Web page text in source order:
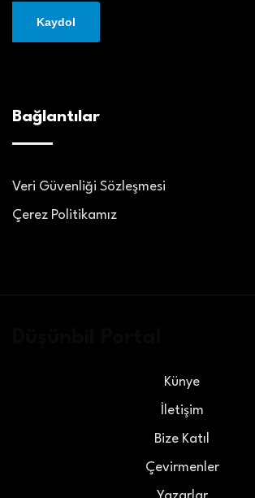
Bağlantılar
Veri Güvenliği Sözleşmesi
Çerez Politikamız
Künye
İletişim
Bize Katıl
Çevirmenler